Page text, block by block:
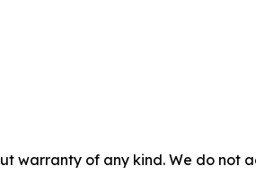
warranty of any kind. We do